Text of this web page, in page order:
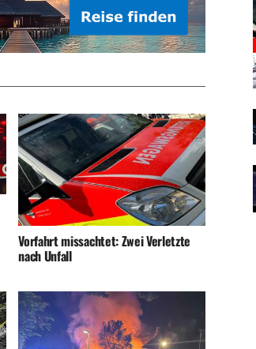
Vorfahrt missachtet: Zwei Verletzte
nach Unfall